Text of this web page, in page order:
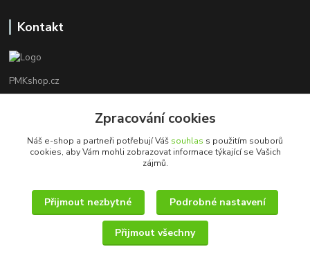
Kontakt
PMKshop.cz
+420 728 830 042
info@pmkshop.cz
Zpracování cookies
Náš e-shop a partneři potřebují Váš souhlas s použitím souborů
cookies, aby Vám mohli zobrazovat informace týkající se Vašich
zájmů.
Přijmout nezbytné Podrobné nastavení
Přijmout všechny